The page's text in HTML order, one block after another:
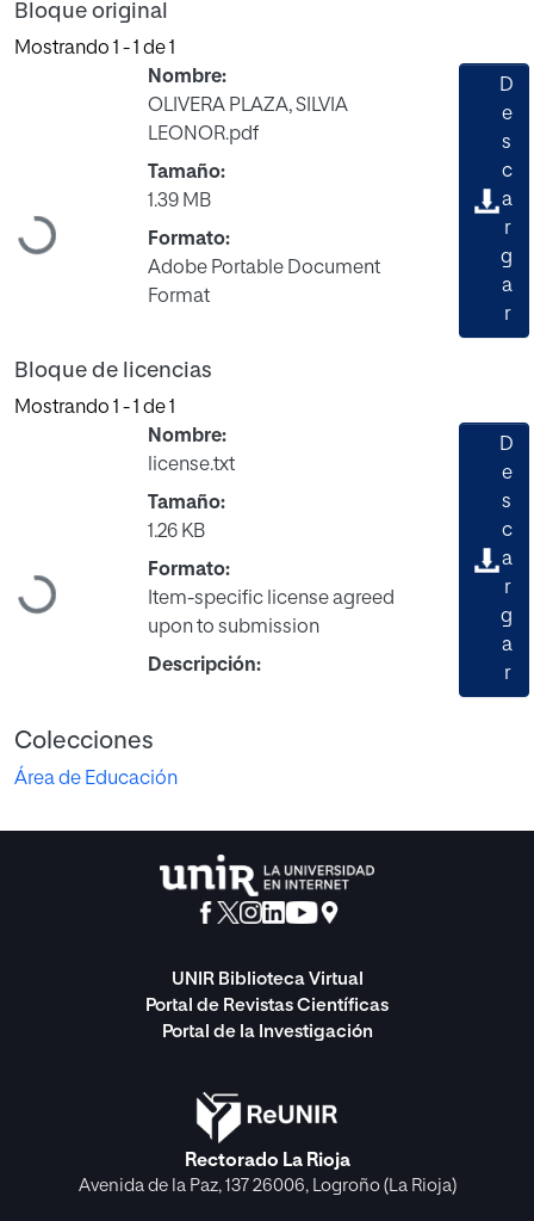
Bloque original
Mostrando 1 - 1 de 1
Cargando...
Nombre:
OLIVERA PLAZA, SILVIA
LEONOR.pdf
Tamaño:
1.39 MB
Formato:
Adobe Portable Document
Format
D
e
s
c
a
r
g
a
r
Bloque de licencias
Mostrando 1 - 1 de 1
Cargando...
Nombre:
license.txt
Tamaño:
1.26 KB
Formato:
Item-specific license agreed
upon to submission
Descripción:
D
e
s
c
a
r
g
a
r
Colecciones
Área de Educación
UNIR Biblioteca Virtual
Portal de Revistas Científicas
Portal de la Investigación
Rectorado La Rioja
Avenida de la Paz, 137 26006, Logroño (La Rioja)